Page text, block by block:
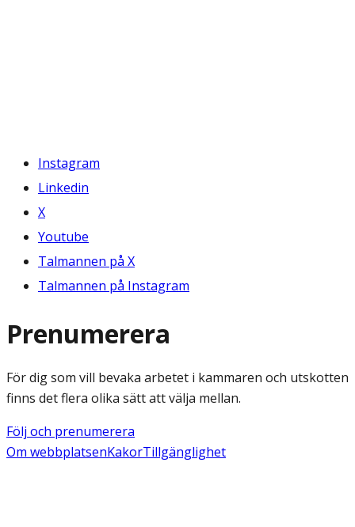
Instagram
Linkedin
X
Youtube
Talmannen på X
Talmannen på Instagram
Prenumerera
För dig som vill bevaka arbetet i kammaren och utskotten
finns det flera olika sätt att välja mellan.
Följ och prenumerera
Om webbplatsenKakorTillgänglighet